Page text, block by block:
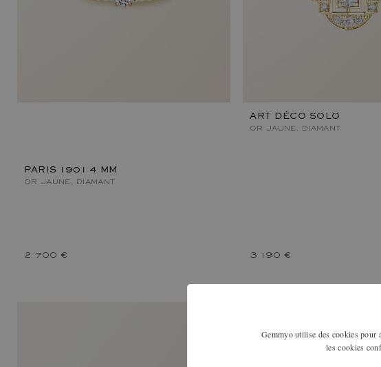
PARIS 1901 4 MM
OR JAUNE, DIAMANT
2 700 €
ART DÉCO SOLO
OR JAUNE, DIAMANT
3 190 €
Gemmyo utilise des cookies pour
les cookies